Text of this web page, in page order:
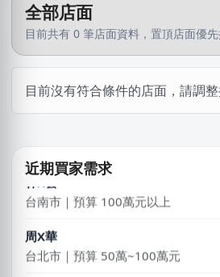
全部店面
目前共有 0 筆店面資料，置頂店面優
目前沒有符合條件的店面，請調整
近期買家需求
廖X姐
高雄市｜預算 10萬元以下
林X雲
台南市｜預算 100萬元以上
周X華
台北市｜預算 50萬~100萬元